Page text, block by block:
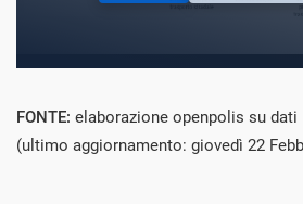
FONTE: elaborazione openpolis su dati
(ultimo aggiornamento: giovedì 22